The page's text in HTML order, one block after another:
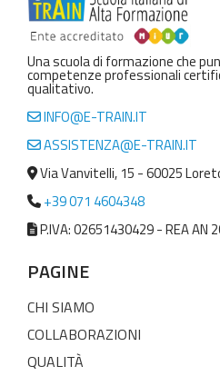
Una scuola di formazione che
competenze professionali
qualitativo.
INFO@E-TRAIN.IT
ASSISTENZA@E-TRAIN.IT
Via Vanvitelli, 15 - 60025
+39 071 4604348
P.IVA: 02651430429 - REA AN
PAGINE
CHI SIAMO
COLLABORAZIONI
QUALITÀ